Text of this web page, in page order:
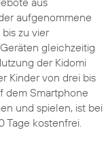
aufgenommene
zu vier
gleichzeitig
der Kidomi
Kinder von drei bis
dem Smartphone
und spielen, ist bei
kostenfrei.